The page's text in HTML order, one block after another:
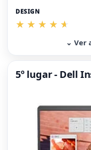
DESIGN
⌄ Ver
5º lugar - Dell